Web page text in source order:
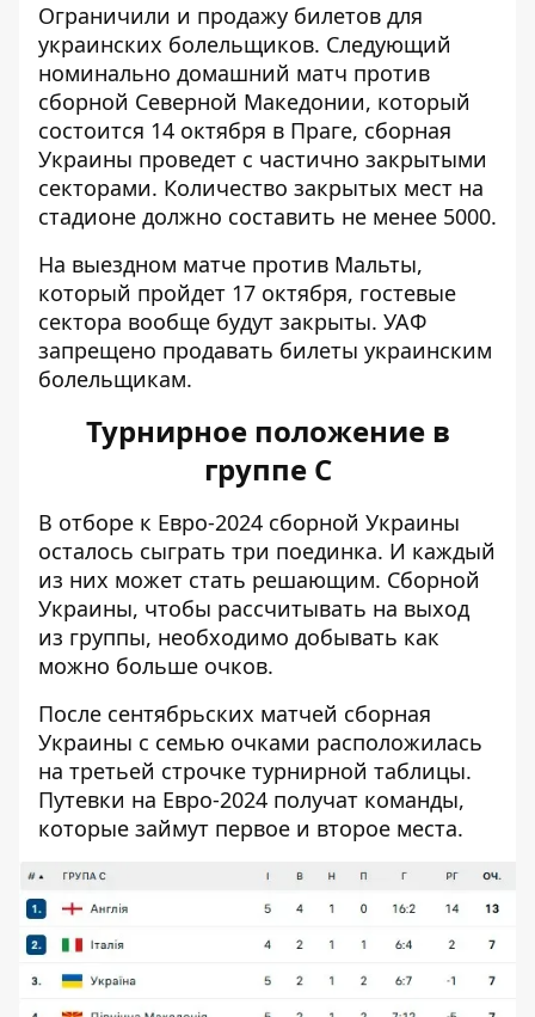
Ограничили и продажу билетов для
украинских болельщиков. Следующий
номинально домашний матч против
сборной Северной Македонии, который
состоится 14 октября в Праге, сборная
Украины проведет с частично закрытыми
секторами. Количество закрытых мест на
стадионе должно составить не менее 5000.
На выездном матче против Мальты,
который пройдет 17 октября, гостевые
сектора вообще будут закрыты. УАФ
запрещено продавать билеты украинским
болельщикам.
Турнирное положение в
группе С
В отборе к Евро-2024 сборной Украины
осталось сыграть три поединка. И каждый
из них может стать решающим. Сборной
Украины, чтобы рассчитывать на выход
из группы, необходимо добывать как
можно больше очков.
После сентябрьских матчей сборная
Украины с семью очками расположилась
на третьей строчке турнирной таблицы.
Путевки на Евро-2024 получат команды,
которые займут первое и второе места.